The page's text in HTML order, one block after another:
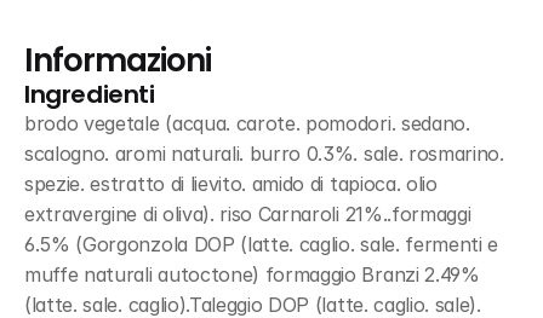
Informazioni
Ingredienti
brodo vegetale (acqua. carote. pomodori. sedano.
scalogno. aromi naturali. burro 0.3%. sale. rosmarino.
spezie. estratto di lievito. amido di tapioca. olio
extravergine di oliva). riso Carnaroli 21%..formaggi
6.5% (Gorgonzola DOP (latte. caglio. sale. fermenti e
muffe naturali autoctone) formaggio Branzi 2.49%
(latte. sale. caglio).Taleggio DOP (latte. caglio. sale).